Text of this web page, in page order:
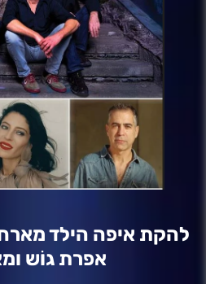
להקת איפה הילד
אפרת גוֹש